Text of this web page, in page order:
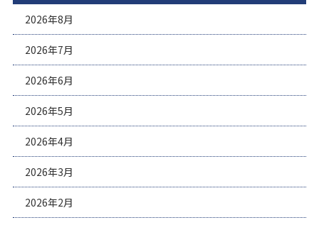
2026年8月
2026年7月
2026年6月
2026年5月
2026年4月
2026年3月
2026年2月